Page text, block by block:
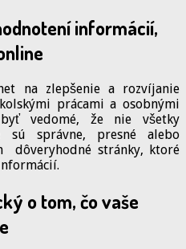
informácií,
na zlepšenie a rozvíjanie
prácami a osobnými
vedomé, že nie všetky
sú správne, presné alebo
dôveryhodné stránky, ktoré
o tom, čo vaše